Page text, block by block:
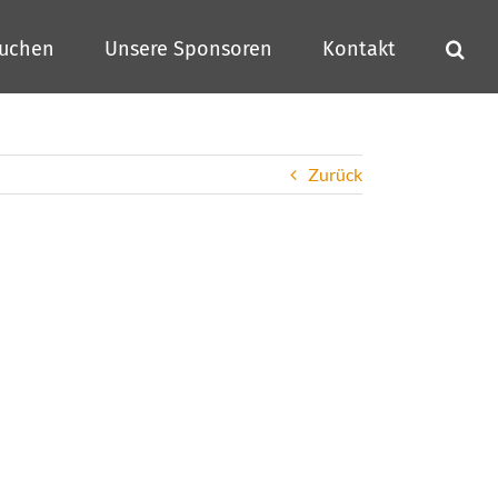
Unsere Sponsoren Kontakt
Zurück